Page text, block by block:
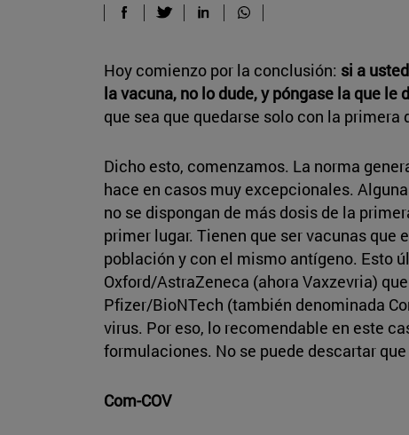
Hoy comienzo por la conclusión: si a
la vacuna, no lo dude, y póngase la que le
que sea que quedarse solo con la
Dicho esto, comenzamos. La norma
hace en casos muy excepcionales.
no se dispongan de más dosis de la
primer lugar. Tienen que ser vacunas
población y con el mismo antígeno. Esto
Oxford/AstraZeneca (ahora Vaxzevria)
Pfizer/BioNTech (también denominada
virus. Por eso, lo recomendable en este
formulaciones. No se puede descartar
Com-COV